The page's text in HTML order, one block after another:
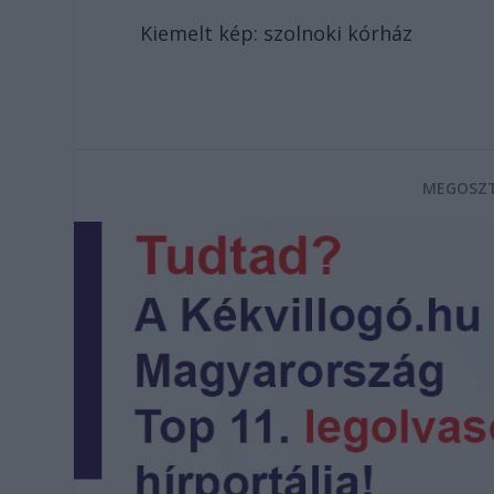
Kiemelt kép: szolnoki kórház